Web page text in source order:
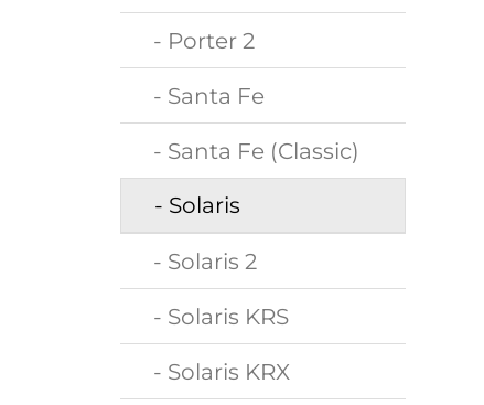
- Porter 2
- Santa Fe
- Santa Fe (Classic)
- Solaris
- Solaris 2
- Solaris KRS
- Solaris KRX